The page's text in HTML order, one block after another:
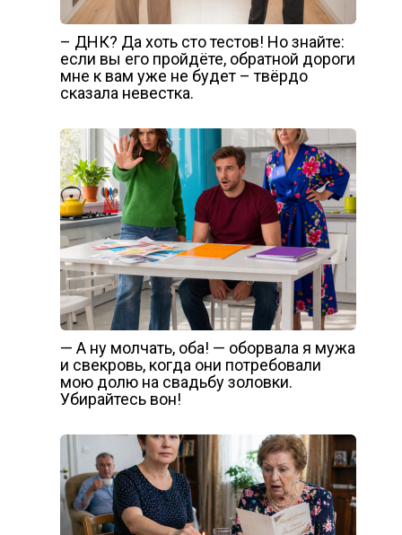
– ДНК? Да хоть сто тестов! Но знайте:
если вы его пройдёте, обратной дороги
мне к вам уже не будет – твёрдо
сказала невестка.
— А ну молчать, оба! — оборвала я мужа
и свекровь, когда они потребовали
мою долю на свадьбу золовки.
Убирайтесь вон!